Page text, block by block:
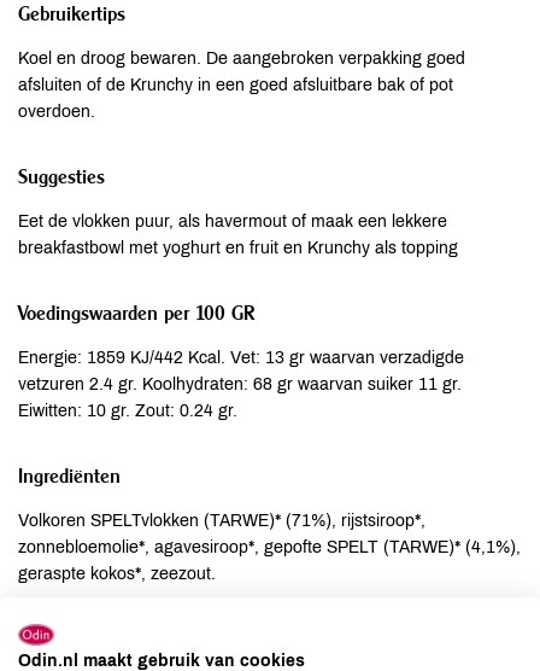
Gebruikertips
Koel en droog bewaren. De aangebroken verpakking goed
afsluiten of de Krunchy in een goed afsluitbare bak of pot
overdoen.
Suggesties
Eet de vlokken puur, als havermout of maak een lekkere
breakfastbowl met yoghurt en fruit en Krunchy als topping
Voedingswaarden per 100 GR
Energie: 1859 KJ/442 Kcal. Vet: 13 gr waarvan verzadigde
vetzuren 2.4 gr. Koolhydraten: 68 gr waarvan suiker 11 gr.
Eiwitten: 10 gr. Zout: 0.24 gr.
Ingrediënten
Volkoren SPELTvlokken (TARWE)* (71%), rijstsiroop*,
zonnebloemolie*, agavesiroop*, gepofte SPELT (TARWE)* (4,1%),
geraspte kokos*, zeezout.
Allergenen
Odin.nl maakt gebruik van cookies